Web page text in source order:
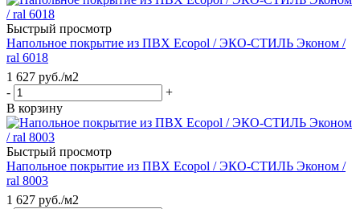
Быстрый просмотр
Напольное покрытие из ПВХ Ecopol / ЭКО-СТИЛЬ Эконом /
ral 6018
1 627 руб./м2
-
+
В корзину
Быстрый просмотр
Напольное покрытие из ПВХ Ecopol / ЭКО-СТИЛЬ Эконом /
ral 8003
1 627 руб./м2